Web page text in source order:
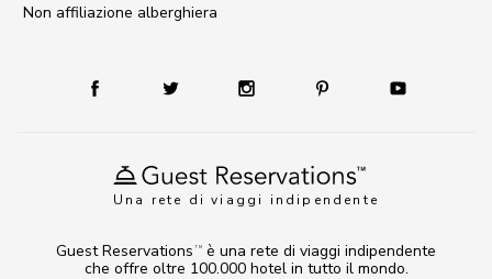
Una rete di viaggi indipendente
Non affiliazione alberghiera
Guest Reservations TM
è una rete di viaggi indipendente
che offre oltre 100.000 hotel in tutto il mondo.